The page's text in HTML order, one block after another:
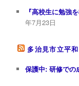
『高校生に勉強
年7月23日
多治見市立平
保護中: 研修での